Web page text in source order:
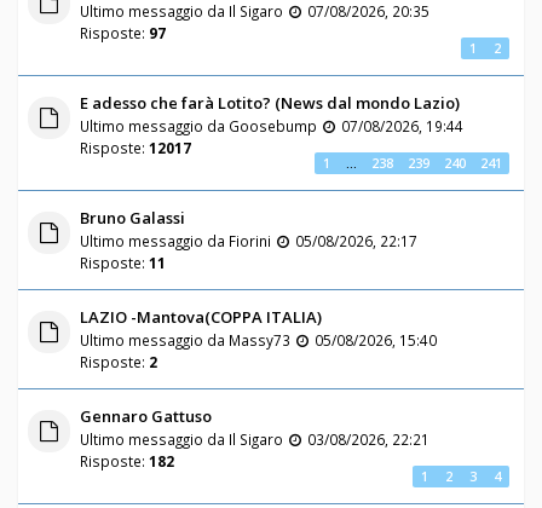
Ultimo messaggio da Il Sigaro
07/08/2026, 20:35
Risposte: 97
1 2
E adesso che farà Lotito? (News dal mondo Lazio)
Ultimo messaggio da Goosebump
07/08/2026, 19:44
Risposte: 12017
1 … 238 239 240 241
Bruno Galassi
Ultimo messaggio da Fiorini
05/08/2026, 22:17
Risposte: 11
LAZIO -Mantova(COPPA ITALIA)
Ultimo messaggio da Massy73
05/08/2026, 15:40
Risposte: 2
Gennaro Gattuso
Ultimo messaggio da Il Sigaro
03/08/2026, 22:21
Risposte: 182
1 2 3 4